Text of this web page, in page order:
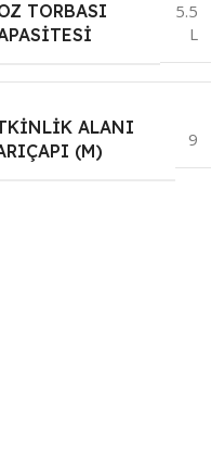
TORBASI
5.5
L
ALANI
(M)
9